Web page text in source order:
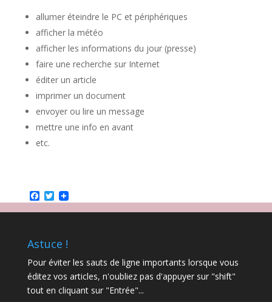
allumer éteindre le PC et périphériques
afficher la météo
afficher les informations du jour (presse)
faire une recherche sur Internet
éditer un article
imprimer un document
envoyer ou lire un message
mettre une info en avant
etc.
Facebook
Twitter
Astuce !
Pour éviter les sauts de ligne importants lorsque vous
éditez vos articles, n'oubliez pas d'appuyer sur "shift"
tout en cliquant sur "Entrée"...